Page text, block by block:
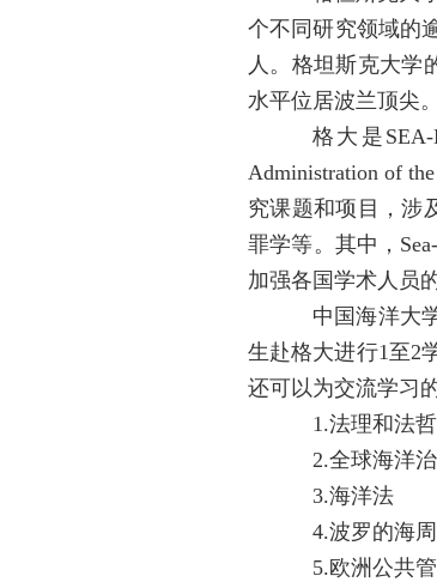
个不同研究领域的
人。格坦斯克大学
水平位居波兰顶尖。
格大是
Administration of
究课题和项目，涉
罪学等。其中，
加强各国学术人员
中国海洋大
生赴格大进行1至2
还可以为交流学习
1.法理和法
2.全球海洋
3.海洋法
4.波罗的海
5.欧洲公共